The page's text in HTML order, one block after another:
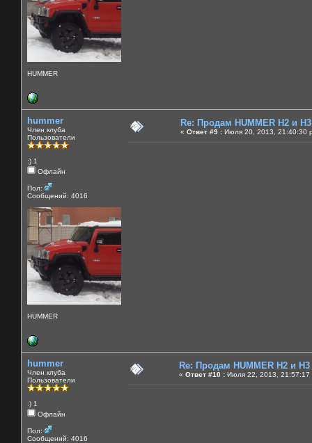
HUMMER
hummer
Член клуба
Пользователи
:) 1
Офлайн
Пол:
Сообщений: 4016
HUMMER
Re: Продам HUMMER H2 и H3
« Ответ #9 : Июля 20, 2013, 21:40:30
hummer
Член клуба
Пользователи
:) 1
Офлайн
Пол:
Сообщений: 4016
Re: Продам HUMMER H2 и H3
« Ответ #10 : Июля 22, 2013, 21:57:17